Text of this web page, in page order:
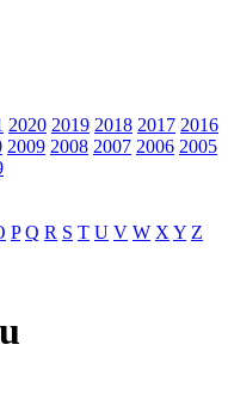
2020 2019 2018 2017 2016
2009 2008 2007 2006 2005
P Q R S T U V W X Y Z